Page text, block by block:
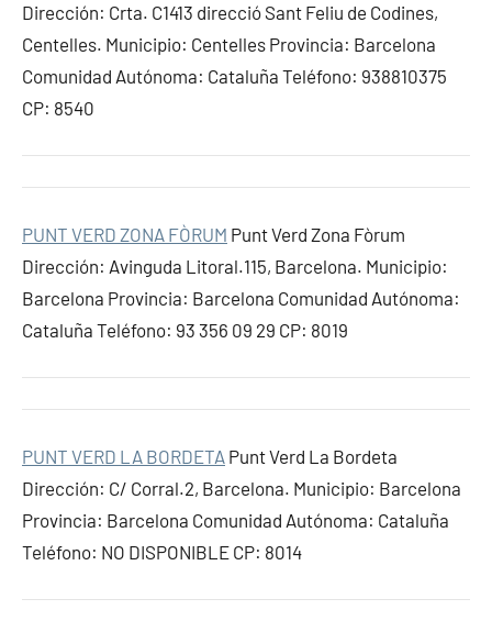
Dirección: Crta. C1413 direcció Sant Feliu de Codines,
Centelles. Municipio: Centelles Provincia: Barcelona
Comunidad Autónoma: Cataluña Teléfono: 938810375
CP: 8540
PUNT VERD ZONA FÒRUM Punt Verd Zona Fòrum
Dirección: Avinguda Litoral.115, Barcelona. Municipio:
Barcelona Provincia: Barcelona Comunidad Autónoma:
Cataluña Teléfono: 93 356 09 29 CP: 8019
PUNT VERD LA BORDETA Punt Verd La Bordeta
Dirección: C/ Corral.2, Barcelona. Municipio: Barcelona
Provincia: Barcelona Comunidad Autónoma: Cataluña
Teléfono: NO DISPONIBLE CP: 8014